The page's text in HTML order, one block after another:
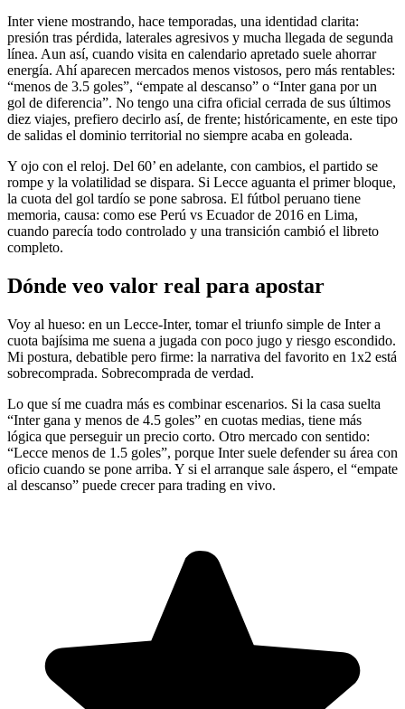
Inter viene mostrando, hace temporadas, una identidad clarita:
presión tras pérdida, laterales agresivos y mucha llegada de segunda
línea. Aun así, cuando visita en calendario apretado suele ahorrar
energía. Ahí aparecen mercados menos vistosos, pero más rentables:
“menos de 3.5 goles”, “empate al descanso” o “Inter gana por un
gol de diferencia”. No tengo una cifra oficial cerrada de sus últimos
diez viajes, prefiero decirlo así, de frente; históricamente, en este tipo
de salidas el dominio territorial no siempre acaba en goleada.
Y ojo con el reloj. Del 60’ en adelante, con cambios, el partido se
rompe y la volatilidad se dispara. Si Lecce aguanta el primer bloque,
la cuota del gol tardío se pone sabrosa. El fútbol peruano tiene
memoria, causa: como ese Perú vs Ecuador de 2016 en Lima,
cuando parecía todo controlado y una transición cambió el libreto
completo.
Dónde veo valor real para apostar
Voy al hueso: en un Lecce-Inter, tomar el triunfo simple de Inter a
cuota bajísima me suena a jugada con poco jugo y riesgo escondido.
Mi postura, debatible pero firme: la narrativa del favorito en 1x2 está
sobrecomprada. Sobrecomprada de verdad.
Lo que sí me cuadra más es combinar escenarios. Si la casa suelta
“Inter gana y menos de 4.5 goles” en cuotas medias, tiene más
lógica que perseguir un precio corto. Otro mercado con sentido:
“Lecce menos de 1.5 goles”, porque Inter suele defender su área con
oficio cuando se pone arriba. Y si el arranque sale áspero, el “empate
al descanso” puede crecer para trading en vivo.